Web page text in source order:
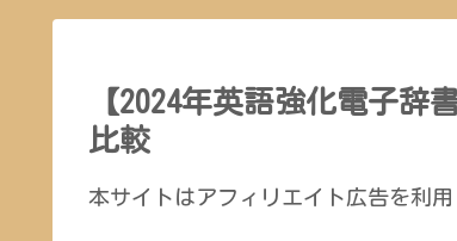
【2024年英語強化電子
比較
本サイトはアフィリエイト広告を利用